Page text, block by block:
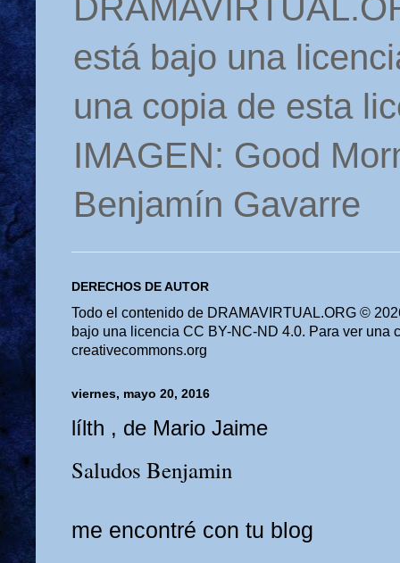
está bajo una
una copia de esta
IMAGEN: Good
Benjamín Gavarre
DERECHOS DE AUTOR
Todo el contenido de DRAMAVIRTUAL.ORG ©
bajo una licencia CC BY-NC-ND 4.0. Para ver una
creativecommons.org
viernes, mayo 20, 2016
lílth , de Mario Jaime
Saludos Benjamin
me encontré con tu blog